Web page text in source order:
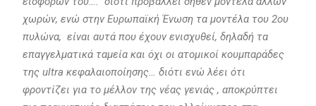
χωρών, ενώ στην Ευρωπαϊκή Ένωση τα μοντέλα του 2ου
πυλώνα, είναι αυτά που έχουν ενισχυθεί, δηλαδή τα
επαγγελματικά ταμεία και όχι οι ατομικοί κουμπαράδες
της ultra κεφαλαιοποίησης… διότι ενώ λέει ότι
φροντίζει για το μέλλον της νέας γενιάς , αποκρύπτει